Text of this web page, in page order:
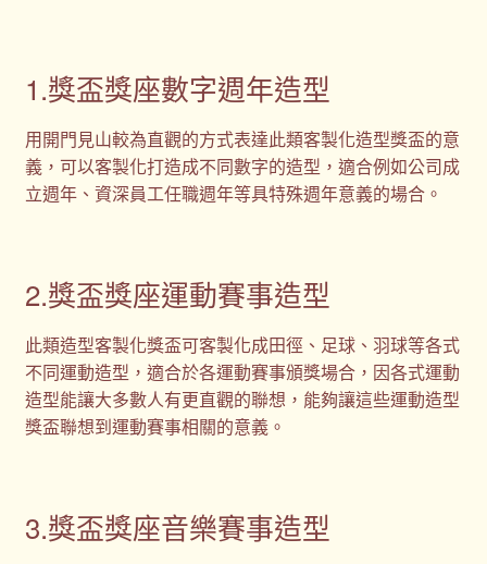
1.獎盃獎座數字週年造型
用開門見山較為直觀的方式表達此類客製化造型獎盃的意
義，可以客製化打造成不同數字的造型，適合例如公司成
立週年、資深員工任職週年等具特殊週年意義的場合。
2.獎盃獎座運動賽事造型
此類造型客製化獎盃可客製化成田徑、足球、羽球等各式
不同運動造型，適合於各運動賽事頒獎場合，因各式運動
造型能讓大多數人有更直觀的聯想，能夠讓這些運動造型
獎盃聯想到運動賽事相關的意義。
3.獎盃獎座音樂賽事造型